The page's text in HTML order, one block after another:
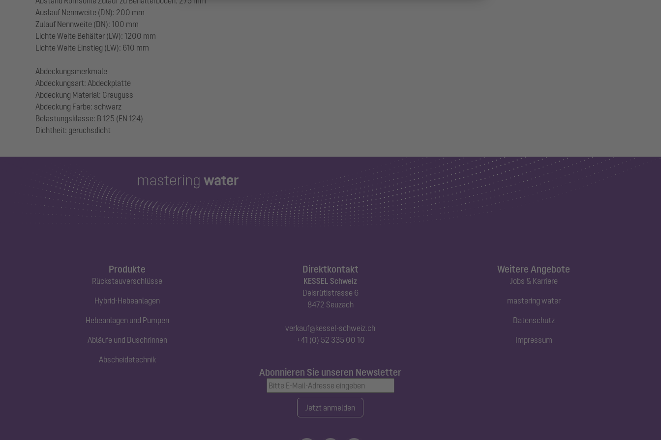
Auslauf Nennweite (DN): 200 mm
Zulauf Nennweite (DN): 100 mm
Lichte Weite Behälter (LW): 1200 mm
Lichte Weite Einstieg (LW): 610 mm
Abdeckungsmerkmale
Abdeckungsart: Abdeckplatte
Abdeckung Material: Grauguss
Abdeckung Farbe: schwarz
Belastungsklasse: B 125 (EN 124)
Produkte
Rückstauverschlüsse
Hybrid-Hebeanlagen
Hebeanlagen und Pumpen
Abläufe und Duschrinnen
Abscheidetechnik
Direktkontakt
KESSEL Schweiz
Deisrütistrasse 6
8472 Seuzach
verkauf@kessel-schweiz.ch
+41 (0) 52 335 00 10
Abonnieren Sie unseren Newsletter
Jetzt anmelden
Weitere Angebote
Jobs & Karriere
mastering water
Datenschutz
Impressum